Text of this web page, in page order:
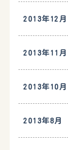
2013年12月
2013年11月
2013年10月
2013年8月